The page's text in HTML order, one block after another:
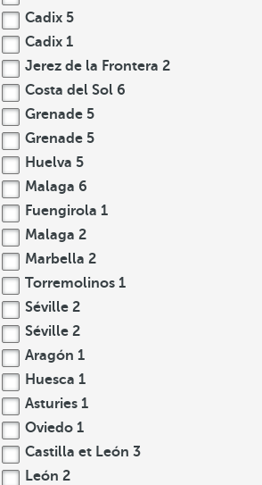
Cadix 5
Cadix 1
Jerez de la Frontera 2
Costa del Sol 6
Grenade 5
Grenade 5
Huelva 5
Malaga 6
Fuengirola 1
Malaga 2
Marbella 2
Torremolinos 1
Séville 2
Séville 2
Aragón 1
Huesca 1
Asturies 1
Oviedo 1
Castilla et León 3
León 2